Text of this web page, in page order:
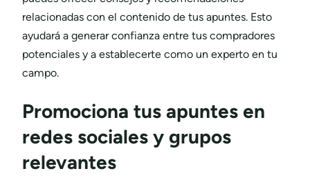
relacionadas con el contenido de tus apuntes. Esto
ayudará a generar confianza entre tus compradores
potenciales y a establecerte como un experto en tu
campo.
Promociona tus apuntes en
redes sociales y grupos
relevantes